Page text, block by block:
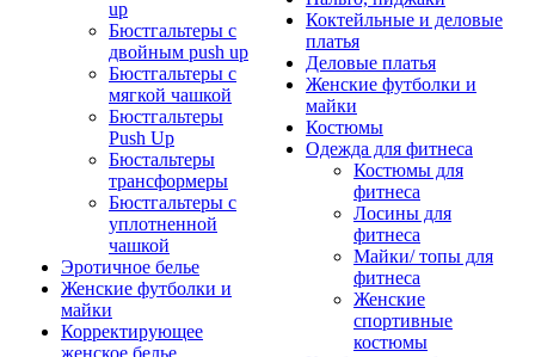
up
Бюстгальтеры с
двойным push up
Бюстгальтеры с
мягкой чашкой
Бюстгальтеры
Push Up
Бюстальтеры
трансформеры
Бюстгальтеры с
уплотненной
чашкой
Эротичное белье
Женские футболки и
майки
Корректирующее
женское белье
Коктейльные и деловые
платья
Деловые платья
Женские футболки и
майки
Костюмы
Одежда для фитнеса
Костюмы для
фитнеса
Лосины для
фитнеса
Майки/ топы для
фитнеса
Женские
спортивные
костюмы